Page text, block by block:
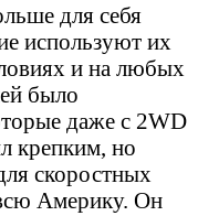
для себя
используют их
и на любых
было
даже с 2WD
крепким, но
скоростных
Америку. Он